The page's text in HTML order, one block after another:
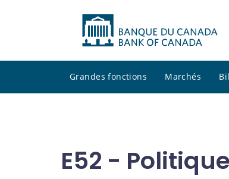
Grandes fonctions Marchés
E52 -